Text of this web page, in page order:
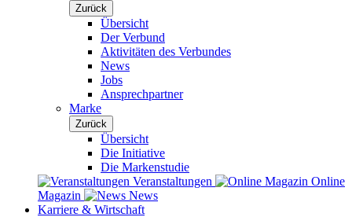
Zurück
Übersicht
Der Verbund
Aktivitäten des Verbundes
News
Jobs
Ansprechpartner
Marke
Zurück
Übersicht
Die Initiative
Die Markenstudie
Veranstaltungen
Online
Magazin
News
Karriere & Wirtschaft